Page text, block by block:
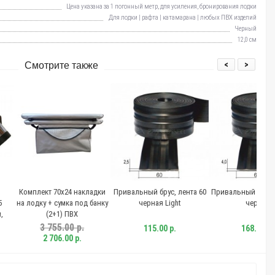
Цена указана за 1 погонный метр, для усиления, бронирования лодки
Для лодки | рафта | катамарана | любых ПВХ изделий
Черный
12,0 см
Смотрите также
70х24 накладки
+ сумка под банку
(2+1) ПВХ
3 755.00 р.
Привальный брус, лента 60
черная Light
Привальный брус, лента 60
< >